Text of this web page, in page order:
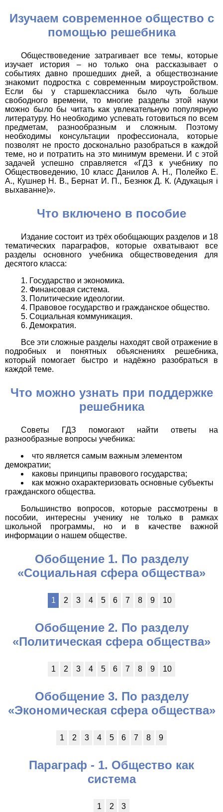
Изучаем современное общество с
помощью решебника
Обществоведение затрагивает все темы, которые
изучает история – но только она рассказывает о
событиях давно прошедших дней, а обществознание
знакомит подростка с современным мироустройством.
Если бы у старшеклассника было чуть больше
свободного времени, то многие разделы этой науки
можно было бы читать как увлекательную популярную
литературу. Но необходимо успевать готовиться по всем
предметам, разнообразным и сложным. Поэтому
необходимы консультации профессионала, которые
позволят не просто досконально разобраться в каждой
теме, но и потратить на это минимум времени. И с этой
задачей успешно справляется «ГДЗ к учебнику по
Обществоведению, 10 класс Данилов А. Н., Полейко Е.
А., Кушнер Н. В., Бернат И. П., Безнюк Д. К. (Адукацыя і
выхаванне)».
Что включено в пособие
Издание состоит из трёх обобщающих разделов и 18
тематических параграфов, которые охватывают все
разделы основного учебника обществоведения для
десятого класса:
Государство и экономика.
Финансовая система.
Политические идеологии.
Правовое государство и гражданское общество.
Социальная коммуникация.
Демократия.
Все эти сложные разделы находят свой отражение в
подробных и понятных объяснениях решебника,
который помогает быстро и надёжно разобраться в
каждой теме.
Что можно узнать при поддержке
решебника
Советы ГДЗ помогают найти ответы на
разнообразные вопросы учебника:
что является самым важным элементом
демократии;
каковы принципы правового государства;
как можно охарактеризовать основные субъекты
гражданского общества.
Большинство вопросов, которые рассмотрены в
пособии, интересны ученику не только в рамках
школьной программы, но и в качестве важной
информации о нашем обществе.
Обобщение 1. По разделу
«Социальная сфера общества»
1 2 3 4 5 6 7 8 9 10
Обобщение 2. По разделу
«Политическая сфера общества»
1 2 3 4 5 6 7 8 9 10
Обобщение 3. По разделу
«Экономическая сфера общества»
1 2 3 4 5 6 7 8 9
Параграф - 1. Общество как
система
1 2 3